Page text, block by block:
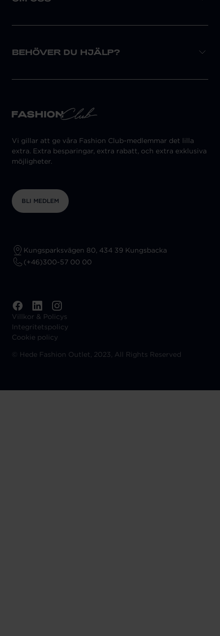
BEHÖVER DU HJÄLP?
Vi gillar att ge våra Fashion Club-medlemmar det lilla
extra. Extra besparingar, extra rabatt, och extra exklusiva
möjligheter.
BLI MEDLEM
Kungsparksvägen 80, 434 39 Kungsbacka
(+46)300-57 00 00
Villkor & Policys
Integritetspolicy
Cookie policy
©
Hede Fashion Outlet, 2023, All Rights Reserved